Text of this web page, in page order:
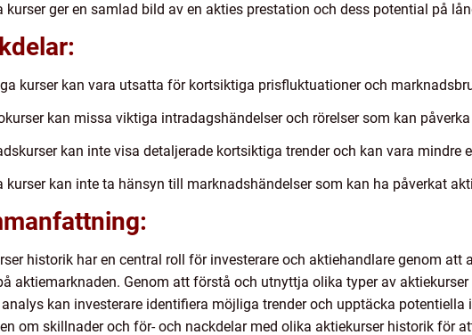
kurser ger en samlad bild av en akties prestation och dess potential på
kurser kan vara utsatta för kortsiktiga prisfluktuationer och
kan missa viktiga intradagshändelser och rörelser som kan
kan inte visa detaljerade kortsiktiga trender och kan vara mindre
kurser kan inte ta hänsyn till marknadshändelser som kan ha påverkat
historik har en central roll för investerare och aktiehandlare genom
aktiemarknaden. Genom att förstå och utnyttja olika typer av
kan investerare identifiera möjliga trender och upptäcka
om skillnader och för- och nackdelar med olika aktiekurser historik för